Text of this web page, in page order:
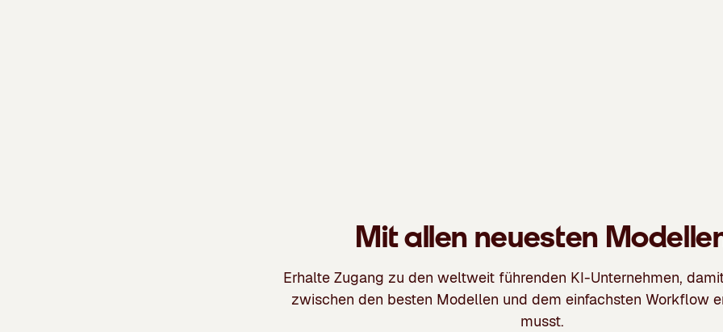
Mit allen neuesten
Erhalte Zugang zu den weltweit führenden KI-Unternehmen,
zwischen den besten Modellen und dem einfachsten Workflow
musst.